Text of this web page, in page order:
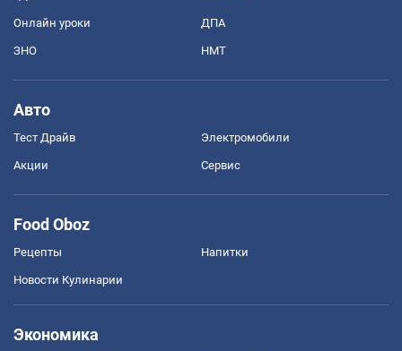
Онлайн уроки ДПА
ЗНО НМТ
Авто
Тест Драйв Электромобили
Акции Сервис
Food Oboz
Рецепты Напитки
Новости Кулинарии
Экономика